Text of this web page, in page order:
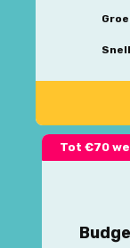
Tot €70